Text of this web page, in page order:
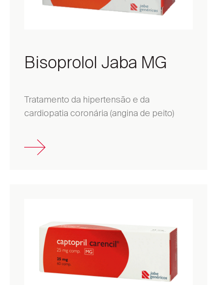
Bisoprolol Jaba MG
Tratamento da hipertensão e da
cardiopatia coronária (angina de peito)